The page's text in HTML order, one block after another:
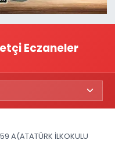
Eczaneler
A(ATATÜRK İLKOKULU